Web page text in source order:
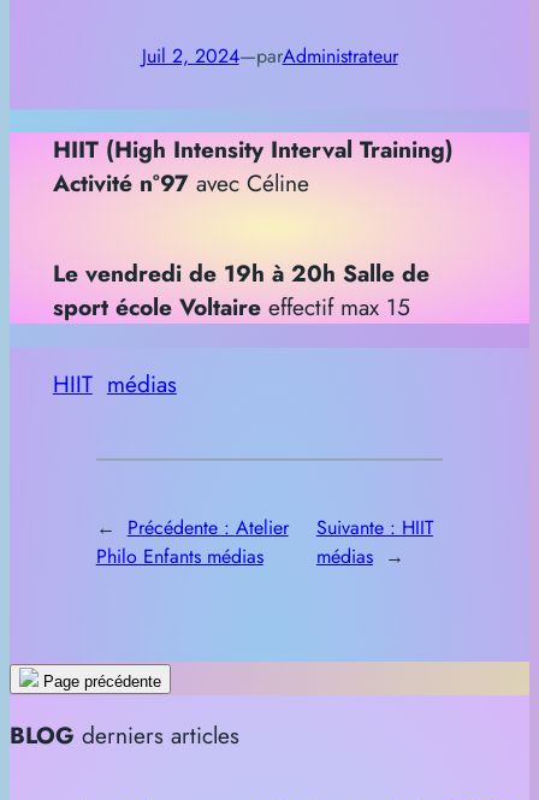
Juil 2, 2024—parAdministrateur
HIIT (High Intensity Interval Training)
Activité n°97avec Céline
Le vendredi de 19h à 20h Salle de
sport école Voltaireeffectif max 15
HIIT médias
← Précédente : Atelier
Philo Enfants médias
Suivante : HIIT
médias →
Page précédente
BLOG derniers articles